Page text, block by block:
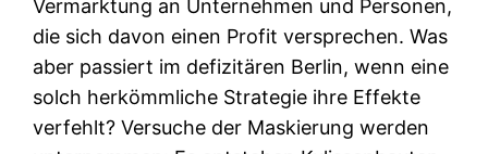
Vermarktung an Unternehmen und Personen,
die sich davon einen Profit versprechen. Was
aber passiert im defizitären Berlin, wenn eine
solch herkömmliche Strategie ihre Effekte
verfehlt? Versuche der Maskierung werden